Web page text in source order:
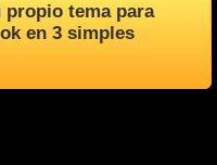
propio tema para
en 3 simples